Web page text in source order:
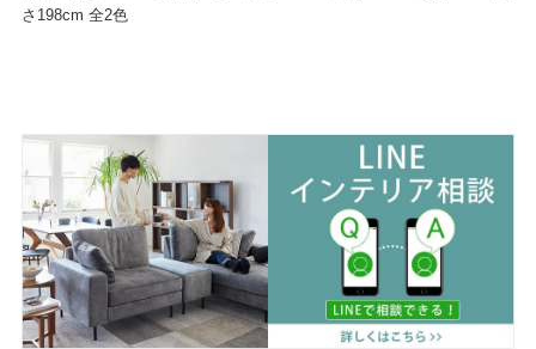
さ198cm 全2色